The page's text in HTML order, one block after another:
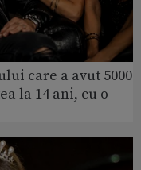
care a avut 5000
la 14 ani, cu o